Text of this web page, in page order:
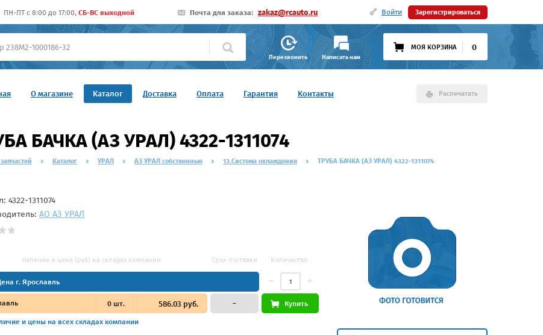
ПН-ПТ c 8:00 до 17:00, СБ-ВС выходной Почта для заказа: zakaz@rcauto.ru Войти Зарегистрироваться
Перезвонить Написать нам
МОЯ КОРЗИНА 0
О магазине Каталог Доставка Оплата Гарантия Контакты Распечатать
БАЧКА (АЗ УРАЛ) 4322-1311074
Каталог УРАЛ АЗ УРАЛ собственные 13.Система охлаждения ТРУБА БАЧКА (АЗ УРАЛ) 4322-1311074
4322-1311074
АО АЗ УРАЛ
Наличие и цена (руб) на складах компании Срок поставки Количество
г. Ярославль
0шт. 586.03 руб.
и цены на всех складах компании
– Купить